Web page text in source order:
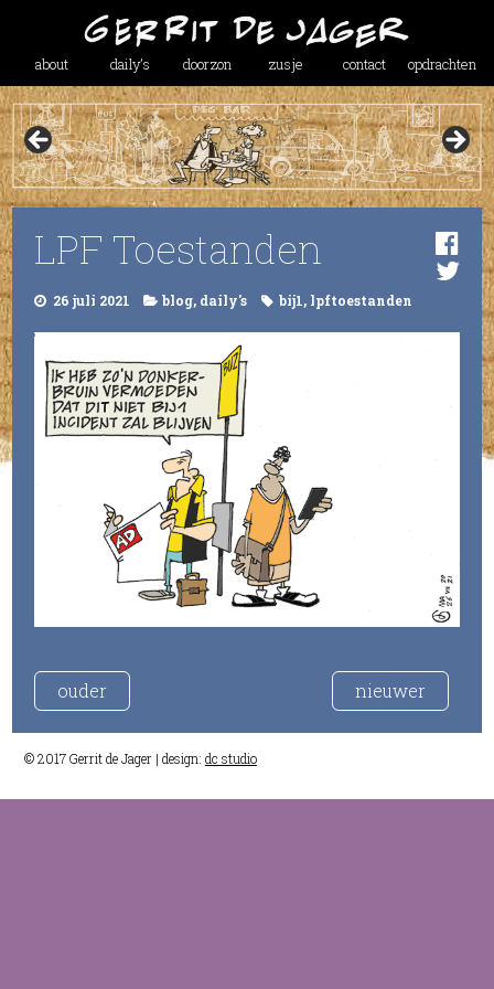
about daily’s doorzon zusje contact opdrachten
LPF Toestanden
26 juli 2021 blog, daily's bij1, lpftoestanden
ouder nieuwer
© 2017 Gerrit de Jager | design: dc studio